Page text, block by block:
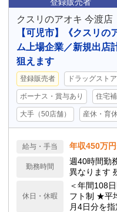
クスリのアオキ 今渡店
【可児市】《クスリの
ム上場企業／新規出店
狙えます
登録販売者 ドラッグスト
ボーナス・賞与あり 住宅
大手（50店舗） 産休・育
給与・手当 年収450万
勤務時間
週40時間勤
異なります
休日・休暇
＜年間108
フト制 ★平
月4日分を